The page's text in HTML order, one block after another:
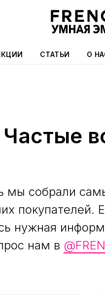
СТАТЬИ О
Частые
мы собрали
покупателей.
нужная
нам в